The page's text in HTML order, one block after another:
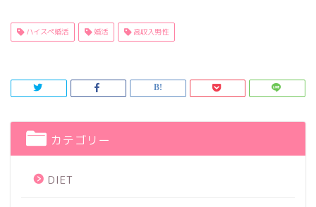
ハイスぺ婚活 婚活 高収入男性
カテゴリー
DIET